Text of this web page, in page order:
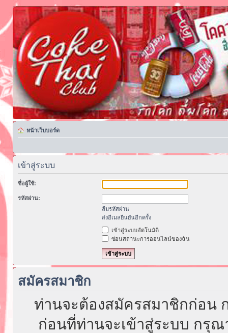
หน้าเว็บบอร์ด
เข้าสู่ระบบ
ชื่อผู้ใช้:
รหัสผ่าน:
ลืมรหัสผ่าน
ส่งอีเมลยืนยันอีกครั้ง
เข้าสู่ระบบอัตโนมัติ
ซ่อนสถานะการออนไลน์ของฉัน
สมัครสมาชิก
ท่านจะต้องสมัครสมาชิกก่อน
ก่อนที่ท่านจะเข้าสู่ระบบ กรุณ